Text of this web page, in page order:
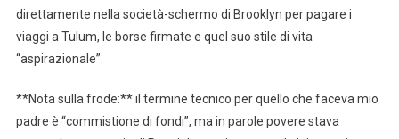
direttamente nella società-schermo di Brooklyn per pagare i
viaggi a Tulum, le borse firmate e quel suo stile di vita
“aspirazionale”.
**Nota sulla frode:** il termine tecnico per quello che faceva mio
padre è “commistione di fondi”, ma in parole povere stava